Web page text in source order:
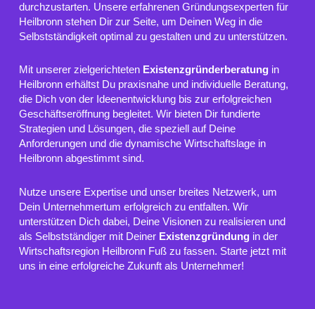
durchzustarten. Unsere erfahrenen Gründungsexperten für
Heilbronn stehen Dir zur Seite, um Deinen Weg in die
Selbstständigkeit optimal zu gestalten und zu unterstützen.
Mit unserer zielgerichteten Existenzgründerberatung in
Heilbronn erhältst Du praxisnahe und individuelle Beratung,
die Dich von der Ideenentwicklung bis zur erfolgreichen
Geschäftseröffnung begleitet. Wir bieten Dir fundierte
Strategien und Lösungen, die speziell auf Deine
Anforderungen und die dynamische Wirtschaftslage in
Heilbronn abgestimmt sind.
Nutze unsere Expertise und unser breites Netzwerk, um
Dein Unternehmertum erfolgreich zu entfalten. Wir
unterstützen Dich dabei, Deine Visionen zu realisieren und
als Selbstständiger mit Deiner Existenzgründung in der
Wirtschaftsregion Heilbronn Fuß zu fassen. Starte jetzt mit
uns in eine erfolgreiche Zukunft als Unternehmer!